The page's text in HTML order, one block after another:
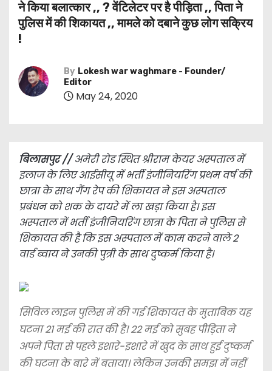
ने किया बलात्कार ,, ? वेंटिलेटर पर है पीड़िता ,, पिता ने
पुलिस में की शिकायत ,, मामले को दबाने कुछ लोग सक्रिय
!
By Lokesh war waghmare - Founder/
Editor
May 24, 2020
बिलासपुर //अमेरी रोड स्थित श्रीराम केयर अस्पताल में
इलाज के लिए आईसीयू में भर्ती इंजीनियरिंग प्रथम वर्ष की
छात्रा के साथ गैंग रेप की शिकायत ने इस अस्पताल
प्रबंधन को शक के दायरे में ला खड़ा किया है। इस
अस्पताल में भर्ती इंजीनियरिंग छात्रा के पिता ने पुलिस से
शिकायत की है कि इस अस्पताल में काम करने वाले 2
वार्ड ब्वाय ने उनकी पुत्री के साथ दुष्कर्म किया है।
सिविल लाइन पुलिस में की गई शिकायत के मुताबिक यह
घटना 21 मई की रात की है। 22 मई को सुबह पीड़िता ने
अपने पिता से पहले इशारे-इशारे में खुद के साथ हुई दुष्कर्म
की घटना के बारे में बताया। लेकिन उनकी समझ में नहीं